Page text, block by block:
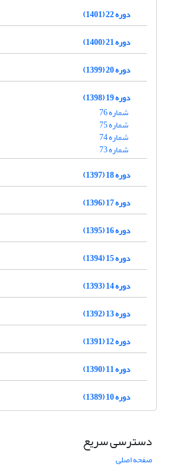
دوره 22 (1401)
دوره 21 (1400)
دوره 20 (1399)
دوره 19 (1398)
شماره 76
شماره 75
شماره 74
شماره 73
دوره 18 (1397)
دوره 17 (1396)
دوره 16 (1395)
دوره 15 (1394)
دوره 14 (1393)
دوره 13 (1392)
دوره 12 (1391)
دوره 11 (1390)
دوره 10 (1389)
دسترسی سریع
صفحه اصلی